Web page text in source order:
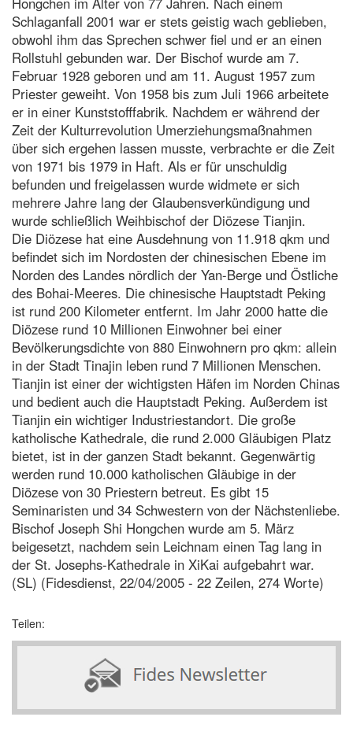
Schlaganfall 2001 war er stets geistig wach geblieben,
obwohl ihm das Sprechen schwer fiel und er an einen
Rollstuhl gebunden war. Der Bischof wurde am 7.
Februar 1928 geboren und am 11. August 1957 zum
Priester geweiht. Von 1958 bis zum Juli 1966 arbeitete
er in einer Kunststofffabrik. Nachdem er während der
Zeit der Kulturrevolution Umerziehungsmaßnahmen
über sich ergehen lassen musste, verbrachte er die Zeit
von 1971 bis 1979 in Haft. Als er für unschuldig
befunden und freigelassen wurde widmete er sich
mehrere Jahre lang der Glaubensverkündigung und
wurde schließlich Weihbischof der Diözese Tianjin.
Die Diözese hat eine Ausdehnung von 11.918 qkm und
befindet sich im Nordosten der chinesischen Ebene im
Norden des Landes nördlich der Yan-Berge und Östliche
des Bohai-Meeres. Die chinesische Hauptstadt Peking
ist rund 200 Kilometer entfernt. Im Jahr 2000 hatte die
Diözese rund 10 Millionen Einwohner bei einer
Bevölkerungsdichte von 880 Einwohnern pro qkm: allein
in der Stadt Tinajin leben rund 7 Millionen Menschen.
Tianjin ist einer der wichtigsten Häfen im Norden Chinas
und bedient auch die Hauptstadt Peking. Außerdem ist
Tianjin ein wichtiger Industriestandort. Die große
katholische Kathedrale, die rund 2.000 Gläubigen Platz
bietet, ist in der ganzen Stadt bekannt. Gegenwärtig
werden rund 10.000 katholischen Gläubige in der
Diözese von 30 Priestern betreut. Es gibt 15
Seminaristen und 34 Schwestern von der Nächstenliebe.
Bischof Joseph Shi Hongchen wurde am 5. März
beigesetzt, nachdem sein Leichnam einen Tag lang in
der St. Josephs-Kathedrale in XiKai aufgebahrt war.
(SL) (Fidesdienst, 22/04/2005 - 22 Zeilen, 274 Worte)
Teilen: